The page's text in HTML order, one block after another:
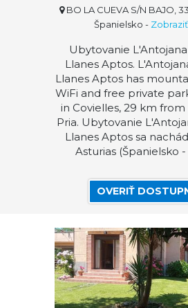
BO LA CUEVA S/N BAJO,
Španielsko -
Ubytovanie
Llanes Aptos.
Llanes Aptos has
WiFi and free private
in Covielles, 29 km
Pria. Ubytovanie
Llanes Aptos sa
Asturias (Španielsko -
OVERIŤ